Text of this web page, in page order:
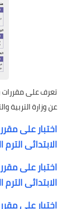
تعرف على
عن وزارة التربية
اختبار على
الابتدائى
اختبار على
الابتدائى
اختبار على